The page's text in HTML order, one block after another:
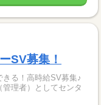
SV募集！
きる！高時給SV募集♪